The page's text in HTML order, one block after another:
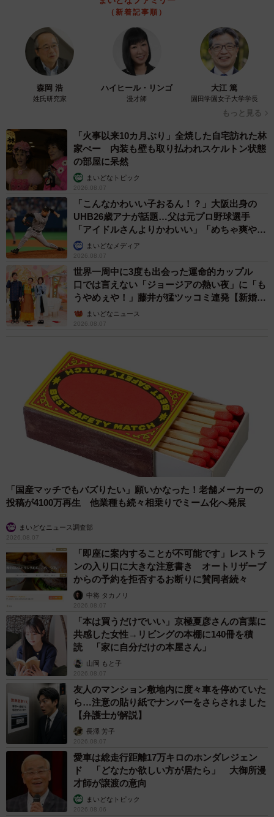
（新着記事順）
森岡 浩
姓氏研究家
ハイヒール・リンゴ
漫才師
大江 篤
園田学園女子大学学長
もっと見る
「火事以来10カ月ぶり」全焼した自宅訪れた林
家ぺー 内装も壁も取り払われスケルトン状態
の部屋に呆然
まいどなトピック
2026.08.07
「こんなかわいい子おるん！？」大阪出身の
UHB26歳アナが話題…父は元プロ野球選手
「アイドルさんよりかわいい」「めちゃ爽や
か」まいどなメディア
2026.08.07
世界一周中に3度も出会った運命的カップル
口では言えない「ジョージアの熱い夜」に「も
うやめぇや！」藤井が猛ツッコミ連発【新婚さ
ん】まいどなニュース
2026.08.07
「国産マッチでもバズりたい」願いかなった！老舗メーカーの
投稿が4100万再生 他業種も続々相乗りでミーム化へ発展
まいどなニュース調査部
2026.08.07
「即座に案内することが不可能です」レストラ
ンの入り口に大きな注意書き オートリザーブ
からの予約を拒否するお断りに賛同者続々
中将 タカノリ
2026.08.07
「本は買うだけでいい」京極夏彦さんの言葉に
共感した女性→リビングの本棚に140冊を積
読 「家に自分だけの本屋さん」
山岡 もと子
2026.08.07
友人のマンション敷地内に度々車を停めていた
ら…注意の貼り紙でナンバーをさらされました
【弁護士が解説】
長澤 芳子
2026.08.07
愛車は総走行距離17万キロのホンダレジェン
ド 「どなたか欲しい方が居たら」 大御所漫
才師が譲渡の意向
まいどなトピック
2026.08.06